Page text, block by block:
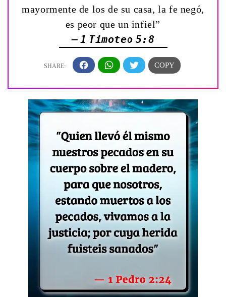
mayormente de los de su casa, la fe negó,
es peor que un infiel”
— 1 Timoteo 5:8